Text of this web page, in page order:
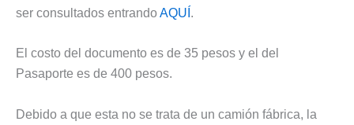
ser consultados entrandoAQUÍ .
El costo del documento es de 35 pesos y el del
Pasaporte es de 400 pesos.
Debido a que esta no se trata de un camión fábrica, la